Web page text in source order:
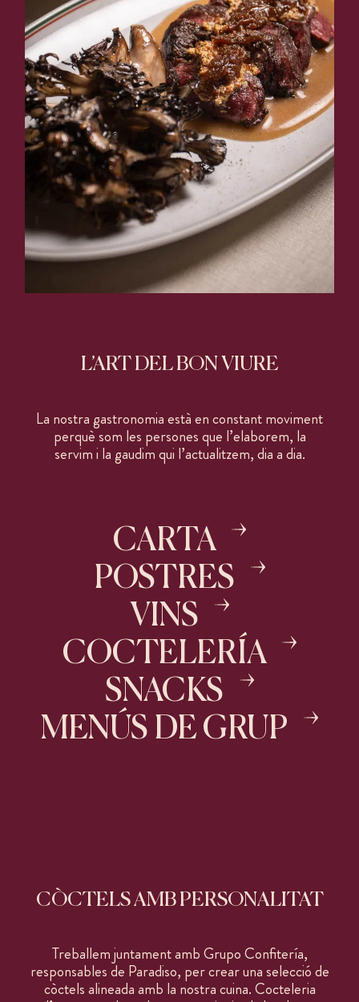
CARTA
POSTRES
VINS
COCTELERÍA
SNACKS
MENÚS DE GRUP
Obert cada dia
13h – 23h
T.937 374 011
L’ART DEL BON VIURE
La nostra gastronomia està en constant moviment
perquè som les persones que l’elaborem, la
servim i la gaudim qui l’actualitzem, dia a dia.
CARTA
POSTRES
VINS
COCTELERÍA
SNACKS
MENÚS DE GRUP
CÒCTELS AMB PERSONALITAT
Treballem juntament amb Grupo Confitería,
responsables de Paradiso, per crear una selecció de
còctels alineada amb la nostra cuina. Cocteleria